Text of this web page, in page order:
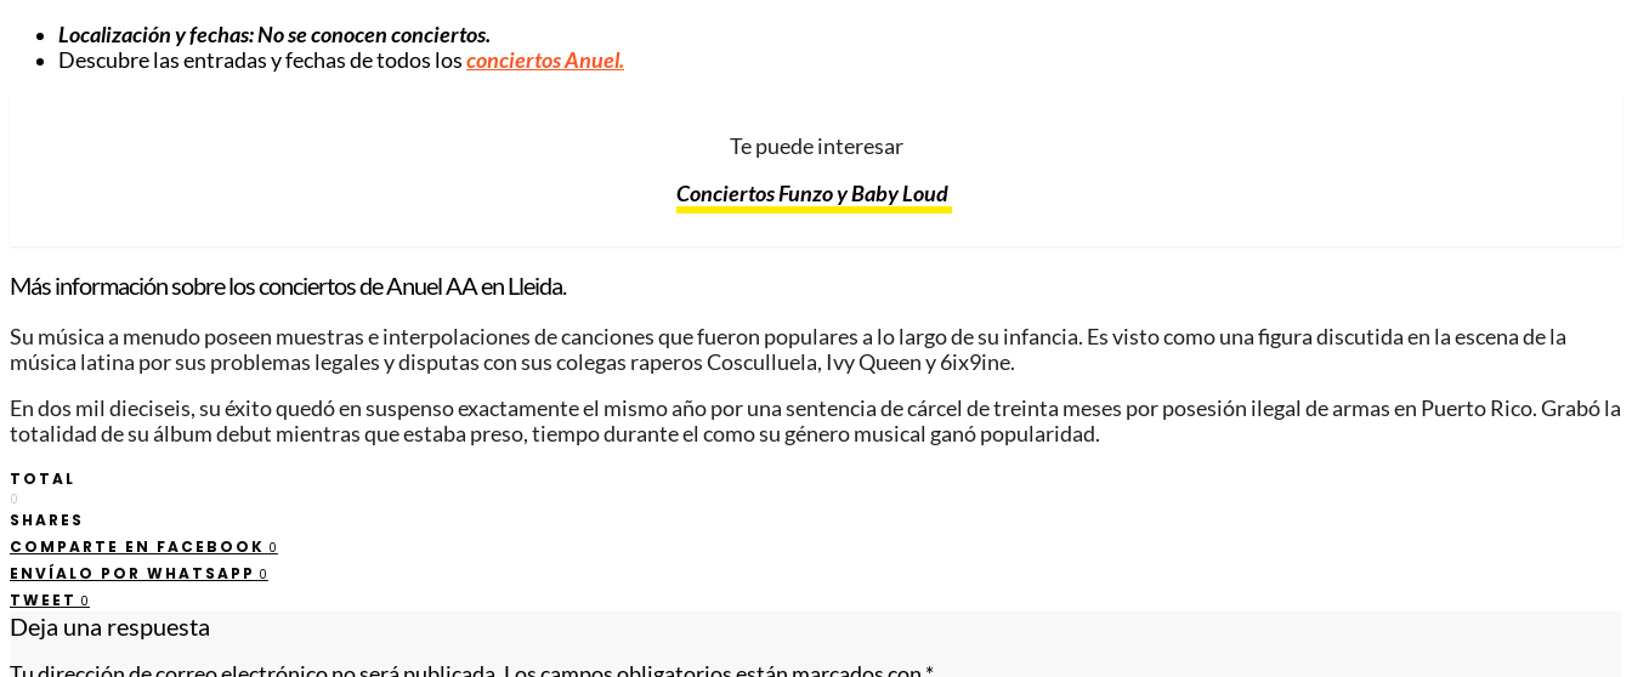
Localización y fechas: No se conocen conciertos.
Descubre las entradas y fechas de todos losconciertos Anuel.
Te puede interesar
Conciertos Funzo y Baby Loud
Más información sobre los conciertos de Anuel AA en Lleida.
Su música a menudo poseen muestras e interpolaciones de canciones que fueron populares a lo largo de su infancia. Es visto como una figura discutida en la escena de la
música latina por sus problemas legales y disputas con sus colegas raperos Cosculluela,​ Ivy Queen​ y 6ix9ine.
En dos mil dieciseis, su éxito quedó en suspenso exactamente el mismo año por una sentencia de cárcel de treinta meses por posesión ilegal de armas en Puerto Rico. Grabó la
totalidad de su álbum debut mientras que estaba preso, tiempo durante el como su género musical ganó popularidad.
TOTAL
0
SHARES
COMPARTE EN FACEBOOK 0
ENVÍALO POR WHATSAPP 0
TWEET 0
Deja una respuesta